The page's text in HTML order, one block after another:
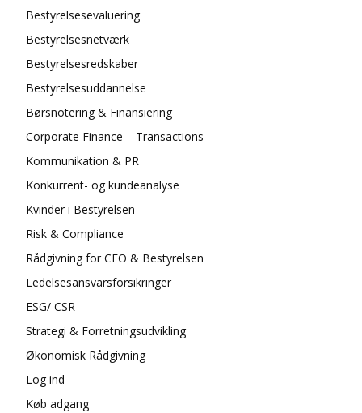
Bestyrelsesevaluering
Bestyrelsesnetværk
Bestyrelsesredskaber
Bestyrelsesuddannelse
Børsnotering & Finansiering
Corporate Finance – Transactions
Kommunikation & PR
Konkurrent- og kundeanalyse
Kvinder i Bestyrelsen
Risk & Compliance
Rådgivning for CEO & Bestyrelsen
Ledelsesansvarsforsikringer
ESG/ CSR
Strategi & Forretningsudvikling
Økonomisk Rådgivning
Log ind
Køb adgang